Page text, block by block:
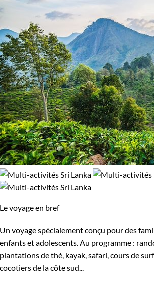
Le voyage en bref
Un voyage spécialement conçu pour des
enfants et adolescents. Au programme :
plantations de thé, kayak, safari, cours de
cocotiers de la côte sud...